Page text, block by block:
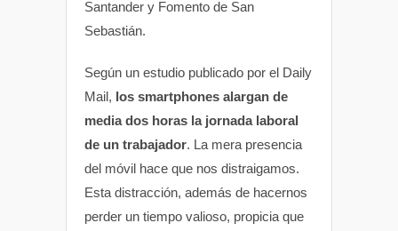
Santander y Fomento de San
Sebastián.
Según un estudio publicado por el Daily
Mail, los smartphones alargan de
media dos horas la jornada laboral
de un trabajador. La mera presencia
del móvil hace que nos distraigamos.
Esta distracción, además de hacernos
perder un tiempo valioso, propicia que